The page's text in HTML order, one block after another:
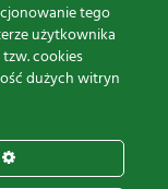
tego
użytkownika
cookies
dużych witryn